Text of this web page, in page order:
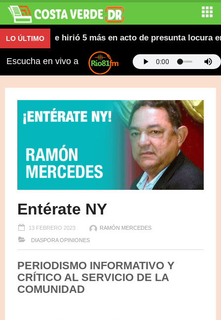
LO ÚLTIMOe hirió 5 más en acto de presunta locura en Naco
Escucha en vivo a
Entérate NY
13 FEBRERO 2023 RAMÓN MERCEDES
DIASPORA OPINIONES
PERIODISMO INFORMATIVO Y
CRÍTICO AL SERVICIO DE LA
COMUNIDAD